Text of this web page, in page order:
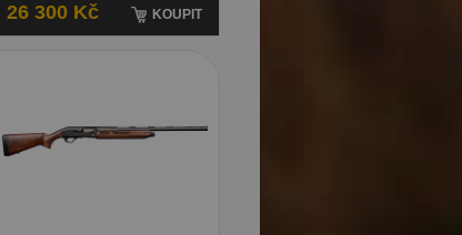
26 300 Kč KOUPIT